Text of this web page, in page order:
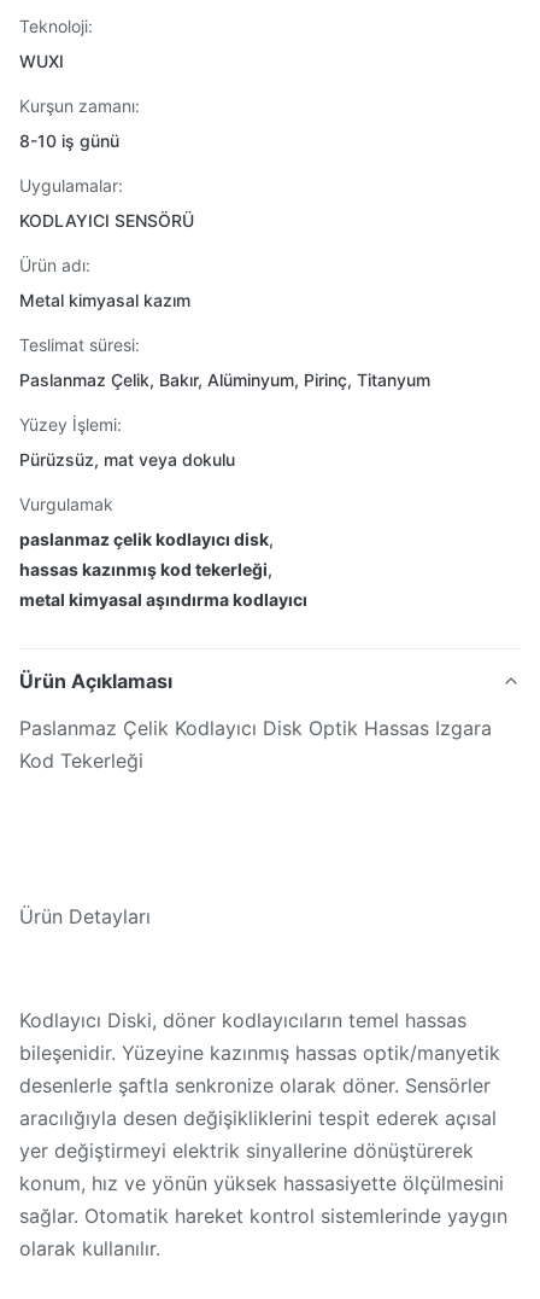
Teknoloji:
WUXI
Kurşun zamanı:
8-10 iş günü
Uygulamalar:
KODLAYICI SENSÖRÜ
Ürün adı:
Metal kimyasal kazım
Teslimat süresi:
Paslanmaz Çelik, Bakır, Alüminyum, Pirinç, Titanyum
Yüzey İşlemi:
Pürüzsüz, mat veya dokulu
Vurgulamak
paslanmaz çelik kodlayıcı disk,
hassas kazınmış kod tekerleği,
metal kimyasal aşındırma kodlayıcı
Ürün Açıklaması
Paslanmaz Çelik Kodlayıcı Disk Optik Hassas Izgara
Kod Tekerleği
Ürün Detayları
Kodlayıcı Diski, döner kodlayıcıların temel hassas
bileşenidir. Yüzeyine kazınmış hassas optik/manyetik
desenlerle şaftla senkronize olarak döner. Sensörler
aracılığıyla desen değişikliklerini tespit ederek açısal
yer değiştirmeyi elektrik sinyallerine dönüştürerek
konum, hız ve yönün yüksek hassasiyette ölçülmesini
sağlar. Otomatik hareket kontrol sistemlerinde yaygın
olarak kullanılır.